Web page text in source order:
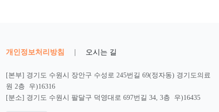
개인정보처리방침 | 오시는 길
[본부] 경기도 수원시 장안구 수성로 245번길 69(정자동) 경기도의료
원 2층 우)16316
[분소] 경기도 수원시 팔달구 덕영대로 697번길 34, 3층 우)16435